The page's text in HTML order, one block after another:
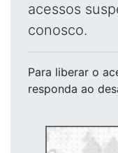
acessos
conosco.
Para liberar o
responda ao